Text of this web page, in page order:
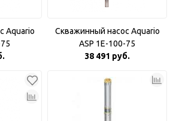
Aquario
Скважинный насос Aquario
ASP 1E-100-75
38 491 руб.